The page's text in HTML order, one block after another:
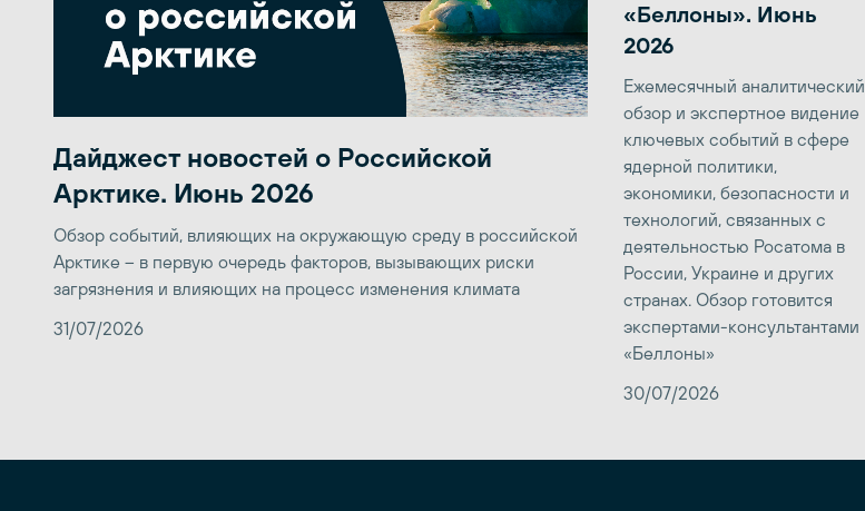
Дайджест новостей о Российской
Арктике. Июнь 2026
Обзор событий, влияющих на окружающую среду в российской
Арктике – в первую очередь факторов, вызывающих риски
загрязнения и влияющих на процесс изменения климата
31/07/2026
«Беллоны». Июнь
2026
Ежемесячный аналитический
обзор и экспертное видение
ключевых событий в сфере
ядерной политики,
экономики, безопасности и
технологий, связанных с
деятельностью Росатома в
России, Украине и других
странах. Обзор готовится
экспертами-консультантами
«Беллоны»
30/07/2026